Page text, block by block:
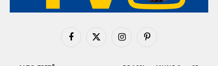
FacebookX
InstagramPinterest